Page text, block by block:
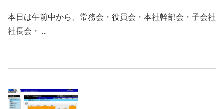
本日は午前中から、常務会・役員会・本社幹部会・子会社
社長会・ …